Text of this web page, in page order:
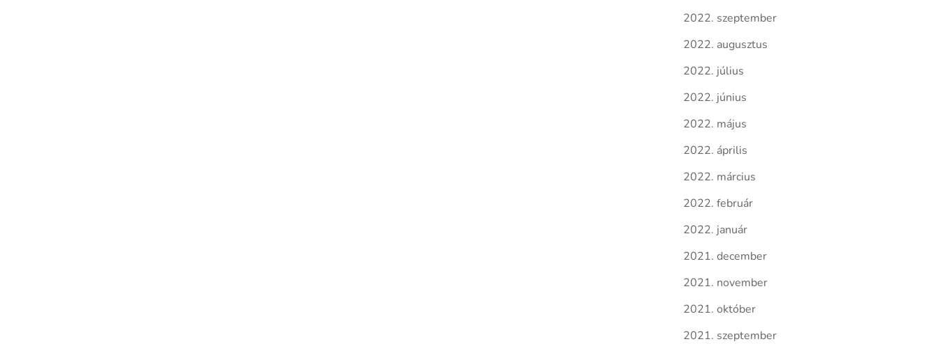
2022. szeptember
2022. augusztus
2022. július
2022. június
2022. május
2022. április
2022. március
2022. február
2022. január
2021. december
2021. november
2021. október
2021. szeptember